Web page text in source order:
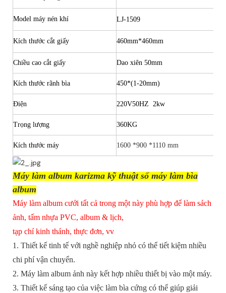
Model máy nén khí LJ-1509
Kích thước cắt giấy 460mm*460mm
Chiều cao cắt giấy Dao xiên 50mm
Kích thước rãnh bìa 450*(1-20mm)
Điện 220V50HZ 2kw
Trọng lượng 360KG
Kích thước máy 1600 *900 *1110 mm
Máy làm album karizma kỹ thuật số máy làm bìa
album
Máy làm album cưới tất cả trong một này phù hợp để làm sách
ảnh, tấm nhựa PVC, album & lịch,
tạp chí kinh thánh, thực đơn, vv
1. Thiết kế tinh tế với nghề nghiệp nhỏ có thể tiết kiệm nhiều
chi phí vận chuyển.
2. Máy làm album ảnh này kết hợp nhiều thiết bị vào một máy.
3. Thiết kế sáng tạo của việc làm bìa cứng có thể giúp giải